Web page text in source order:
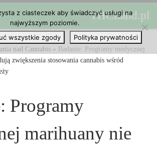
THCLand.pl
nad Cannabis » Badanie: Programy medycznej
zwiększenia stosowania cannabis wśród
Programy
marihuany nie
z ciasteczek aby świadczyć usługi na
najwyższym poziomie.
wszystkie zgody Polityka prywatności